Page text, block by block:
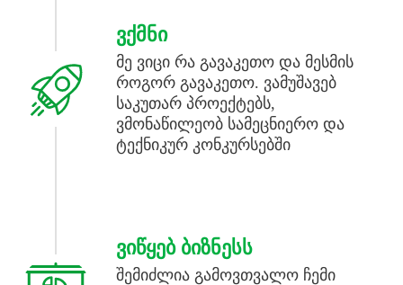
ᲕᲥᲛᲜᲘ
მე ვიცი რა გავაკეთო და მესმის
როგორ გავაკეთო. ვამუშავებ
საკუთარ პროექტებს,
ვმონაწილეობ სამეცნიერო და
ტექნიკურ კონკურსებში
ᲕᲘᲬᲧᲔᲑ ᲑᲘᲖᲜᲔᲡᲡ
შემიძლია გამოვთვალო ჩემი